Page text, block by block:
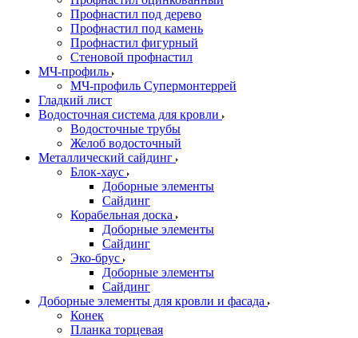
Профнастил под дерево
Профнастил под камень
Профнастил фигурный
Стеновой профнастил
МЧ-профиль
МЧ-профиль Супермонтеррей
Гладкий лист
Водосточная система для кровли
Водосточные трубы
Желоб водосточный
Металлический сайдинг
Блок-хаус
Доборные элементы
Сайдинг
Корабельная доска
Доборные элементы
Сайдинг
Эко-брус
Доборные элементы
Сайдинг
Доборные элементы для кровли и фасада
Конек
Планка торцевая